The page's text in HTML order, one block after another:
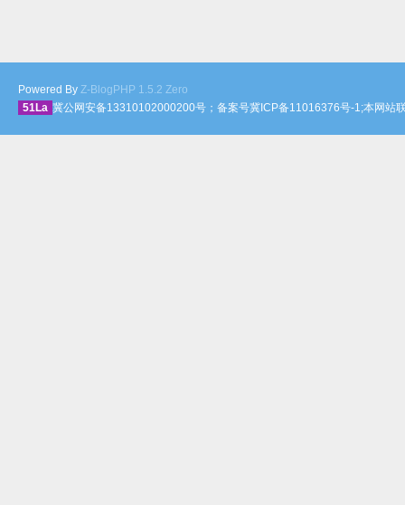
Powered By Z-BlogPHP 1.5.2 Zero
51La 冀公网安备13310102000200号；备案号冀ICP备11016376号-1;本网站